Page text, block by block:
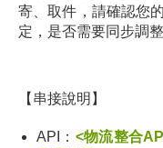
寄、取件， 請確認您
定，是否需要同步調整
【 串接說明 】
API： <物流整合